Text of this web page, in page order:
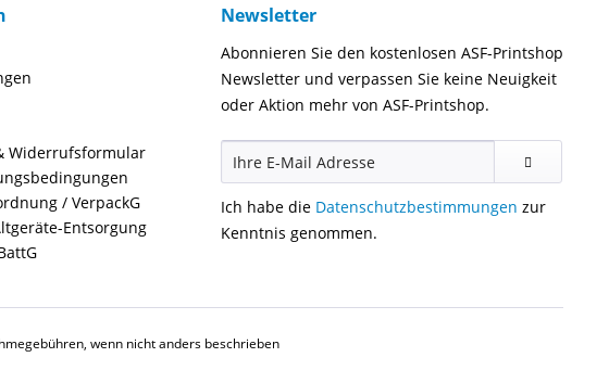
Widerrufsformular
/ VerpackG
Entsorgung
Newsletter
Abonnieren Sie den kostenlosen ASF-Printshop
Newsletter und verpassen Sie keine Neuigkeit
oder Aktion mehr von ASF-Printshop.
Ich habe die Datenschutzbestimmungen zur
Kenntnis genommen.
wenn nicht anders beschrieben